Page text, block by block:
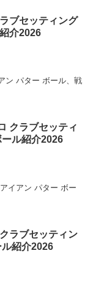
ブセッティング
介2026
ン パター ボール、戦
クラブセッティ
ル紹介2026
イアン パター ボー
ラブセッティン
紹介2026